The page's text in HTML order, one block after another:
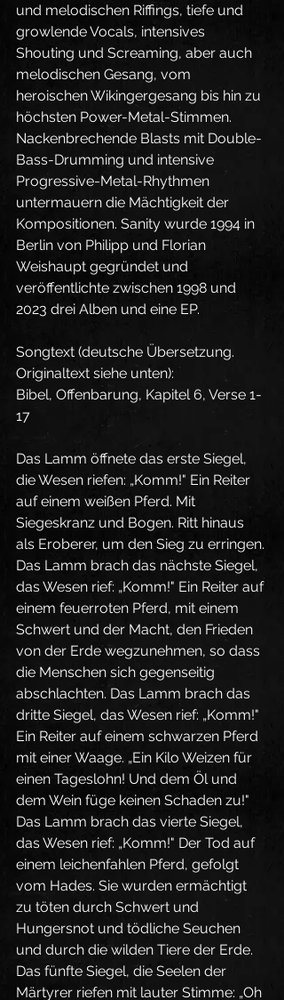
und melodischen Riffings, tiefe und
growlende Vocals, intensives
Shouting und Screaming, aber auch
melodischen Gesang, vom
heroischen Wikingergesang bis hin zu
höchsten Power-Metal-Stimmen.
Nackenbrechende Blasts mit Double-
Bass-Drumming und intensive
Progressive-Metal-Rhythmen
untermauern die Mächtigkeit der
Kompositionen. Sanity wurde 1994 in
Berlin von Philipp und Florian
Weishaupt gegründet und
veröffentlichte zwischen 1998 und
2023 drei Alben und eine EP.
Songtext (deutsche Übersetzung.
Originaltext siehe unten):
Bibel, Offenbarung, Kapitel 6, Verse 1-
17
Das Lamm öffnete das erste Siegel,
die Wesen riefen: „Komm!" Ein Reiter
auf einem weißen Pferd. Mit
Siegeskranz und Bogen. Ritt hinaus
als Eroberer, um den Sieg zu erringen.
Das Lamm brach das nächste Siegel,
das Wesen rief: „Komm!" Ein Reiter auf
einem feuerroten Pferd, mit einem
Schwert und der Macht, den Frieden
von der Erde wegzunehmen, so dass
die Menschen sich gegenseitig
abschlachten. Das Lamm brach das
dritte Siegel, das Wesen rief: „Komm!"
Ein Reiter auf einem schwarzen Pferd
mit einer Waage. „Ein Kilo Weizen für
einen Tageslohn! Und dem Öl und
dem Wein füge keinen Schaden zu!"
Das Lamm brach das vierte Siegel,
das Wesen rief: „Komm!" Der Tod auf
einem leichenfahlen Pferd, gefolgt
vom Hades. Sie wurden ermächtigt
zu töten durch Schwert und
Hungersnot und tödliche Seuchen
und durch die wilden Tiere der Erde.
Das fünfte Siegel, die Seelen der
Märtyrer riefen mit lauter Stimme: „Oh